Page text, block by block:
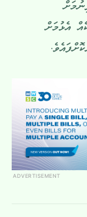
އެޅުމަށް
ADVERTISEMENT